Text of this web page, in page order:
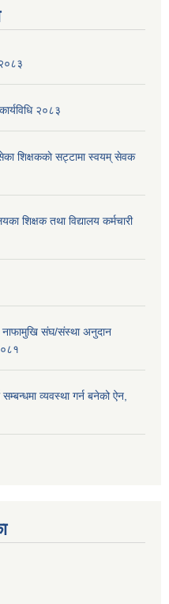
२०८३
शिक्षककाे सट्टामा स्वयम् सेवक
शिक्षक तथा विद्यालय कर्मचारी
नाफामुखि संघ/संस्था अनुदान
सम्बन्धमा व्यवस्था गर्न बनेको ऐन,